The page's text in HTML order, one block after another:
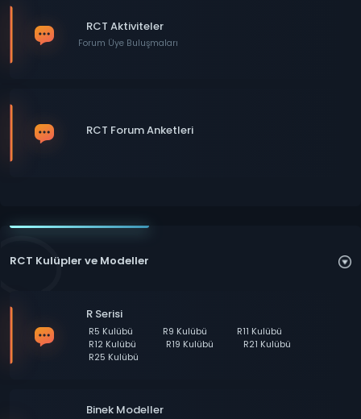
RCT Aktiviteler
Forum Üye Buluşmaları
RCT Forum Anketleri
RCT Kulüpler ve Modeller
R Serisi
R5 Kulübü R9 Kulübü
R11 Kulübü
R12 Kulübü
R19 Kulübü
R21 Kulübü
R25 Kulübü
Binek Modeller